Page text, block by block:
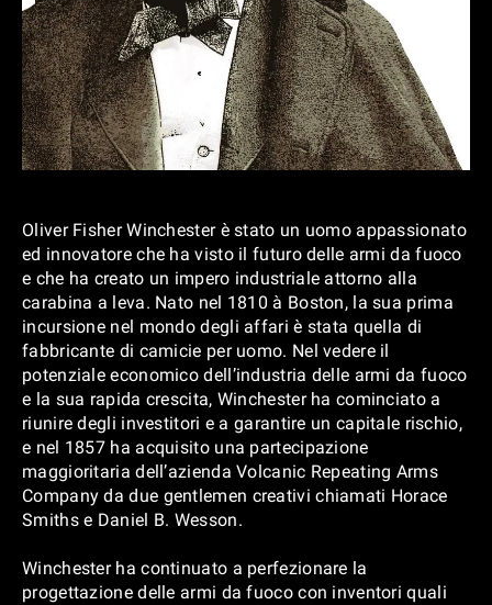
Oliver Fisher Winchester è stato un uomo appassionato
ed innovatore che ha visto il futuro delle armi da fuoco
e che ha creato un impero industriale attorno alla
carabina a leva. Nato nel 1810 à Boston, la sua prima
incursione nel mondo degli affari è stata quella di
fabbricante di camicie per uomo. Nel vedere il
potenziale economico dell’industria delle armi da fuoco
e la sua rapida crescita, Winchester ha cominciato a
riunire degli investitori e a garantire un capitale rischio,
e nel 1857 ha acquisito una partecipazione
maggioritaria dell’azienda Volcanic Repeating Arms
Company da due gentlemen creativi chiamati Horace
Smiths e Daniel B. Wesson.
Winchester ha continuato a perfezionare la
progettazione delle armi da fuoco con inventori quali